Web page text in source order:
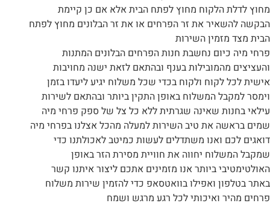
מחוץ לדלת הלקוח מחוץ לפתח הבית אלא אם כן קיימת
הבקשה להשאיר את זר הפרחים או את זר הבלונים מחוץ לפתח
הבית מצד מזמין השירות
פרחי מיה כיום נחשבת חנות הפרחים הבלונים המתנות
והעציצים מהמובילות בענף ובהתאם לזאת ישנה מחויבות
אישית לכל לקוח ולקוח בכדי שכל משלוח יגיע ליעדו בזמן
וימסר למקבל המשלוח באופן התקין ביותר ובהתאם לשירות
עילאי בחנות שאינה שגרתית ללא כל צל של ספק פרחי מיה
שמים בראשה את טיב השירות למעלה מהכל אצלנו בפרחי מיה
דואגים לכם ואנו משתדלים לעשות כמיטב לאכולתנו כדי
שמקבל המשלוח יחווה את חוויית מסירת הזר באופן
האולטימטיבי ביותר אנו מזמינים אתכם ליצור איתנו קשר
באתר בטלפון ואפילו בוואטסאפ כדי להזמין שירות משלוח
פרחים מהיר ואיכותי לכל רגע מרגש ושמח